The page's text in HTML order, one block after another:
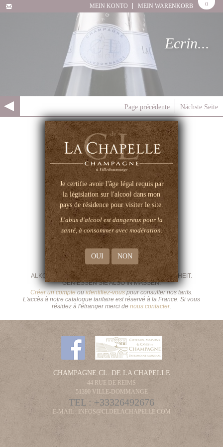
0
MEIN WARENKORB
MEIN KONTO
Ecrin...
Page précédente Nächste Seite
IHRE LIEBLINGS-
CHAMPAGNER
ALKOHOLMISSBRAUCH SCHADET IHRER GESUNDHEIT.
GENIESSEN SIE ALSO IN MASSEN.
Créer un compteouidentifiez-vouspour consulter nos tarifs.
L'accès à notre catalogue tarifaire est réservé à la France. Si vous
résidez à l'étranger merci de nous contacter.
CHAMPAGNE CL. DE LA CHAPELLE
44 RUE DE REIMS
51390 VILLE-DOMMANGE
TEL : +33326492676
E-MAIL : INFOS@CLDELACHAPELLE.COM
Je certifie avoir l'âge légal requis par
la législation sur l'alcool dans mon
pays de résidence pour visiter le site.
L'abus d'alcool est dangereux pour la
santé, à consommer avec modération.
OUI NON